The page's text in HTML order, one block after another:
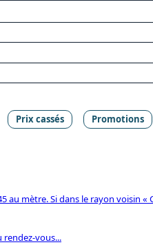
Prix cassés Promotions
au mètre. Si dans le rayon voisin
rendez-vous...